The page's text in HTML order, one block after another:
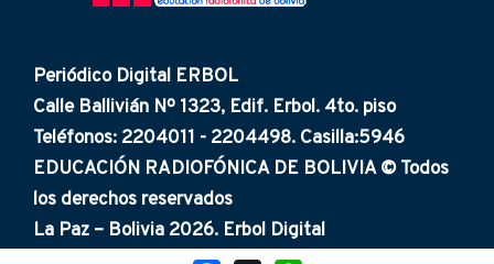
Periódico Digital ERBOL
Calle Ballivián Nº 1323, Edif. Erbol. 4to. piso
Teléfonos: 2204011 - 2204498. Casilla:5946
EDUCACIÓN RADIOFÓNICA DE BOLIVIA © Todos
los derechos reservados
La Paz – Bolivia 2026. Erbol Digital